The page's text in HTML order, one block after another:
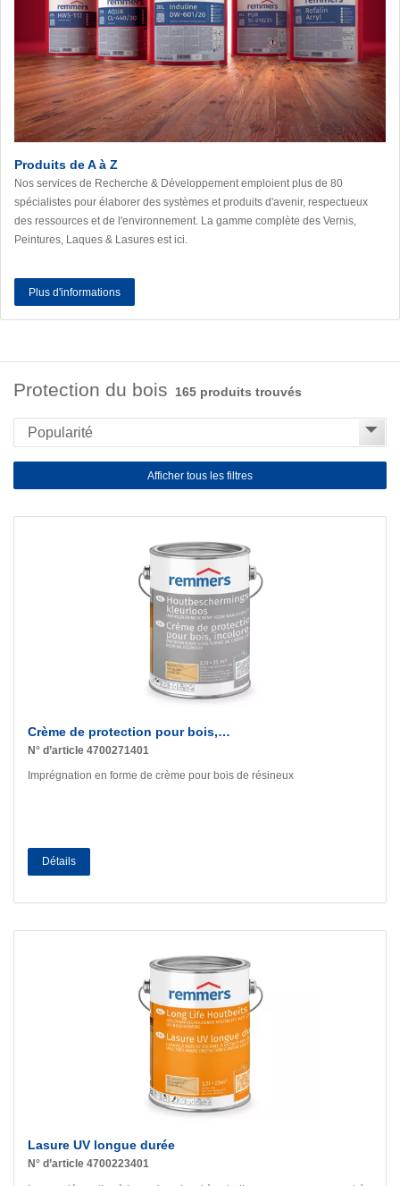
Produits de A à Z
Nos services de Recherche & Développement emploient plus de 80
spécialistes pour élaborer des systèmes et produits d'avenir, respectueux
des ressources et de l'environnement. La gamme complète des Vernis,
Peintures, Laques & Lasures est ici.
Plus d'informations
Protection du bois 165 produits trouvés
Afficher tous les filtres
Crème de protection pour bois,…
N° d’article 4700271401
Imprégnation en forme de crème pour bois de résineux
Détails
Lasure UV longue durée
N° d’article 4700223401